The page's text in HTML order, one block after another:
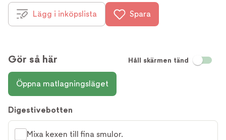
Lägg i inköpslista Spara
Gör så här Håll skärmen tänd
Öppna matlagningsläget
Digestivebotten
Mixa kexen till fina smulor.